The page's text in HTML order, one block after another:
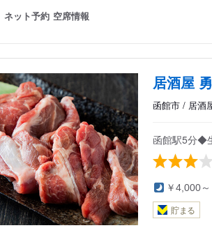
ネット予約 空席情報
居酒屋
函館市 / 居酒
函館駅5分◆
￥4,000
貯まる